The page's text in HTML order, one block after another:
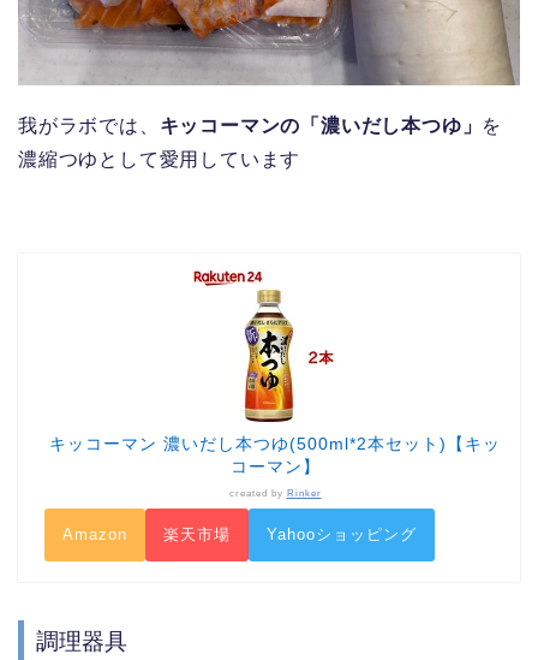
我がラボでは、 キッコーマンの「濃いだし本つゆ」 を
濃縮つゆとして愛用しています
キッコーマン 濃いだし本つゆ(500ml*2本セット)【キッ
コーマン】
created by Rinker
Amazon 楽天市場 Yahooショッピング
調理器具